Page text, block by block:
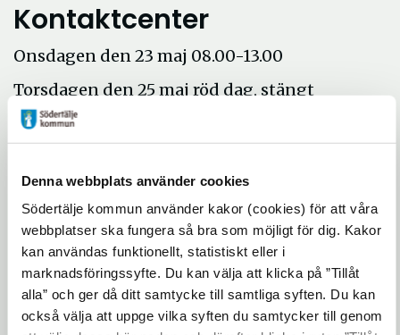
Denna webbplats använder cookies
Södertälje kommun använder kakor (cookies) för att våra
webbplatser ska fungera så bra som möjligt för dig. Kakor
kan användas funktionellt, statistiskt eller i
marknadsföringssyfte. Du kan välja att klicka på ”Tillåt
alla” och ger då ditt samtycke till samtliga syften. Du kan
också välja att uppge vilka syften du samtycker till genom
Kontaktcenter
Onsdagen den 23 maj 08.00-13.00
Torsdagen den 25 maj röd dag, stängt
Fredagen den 26 maj 08.00-15.00
Biblioteken
Se öppettider på bibliotekens webbplatsÖppna
i
fönster
Telge återvinning
Se öppettider på återvinningscentralerna
Uppdaterad: 2020-04-15